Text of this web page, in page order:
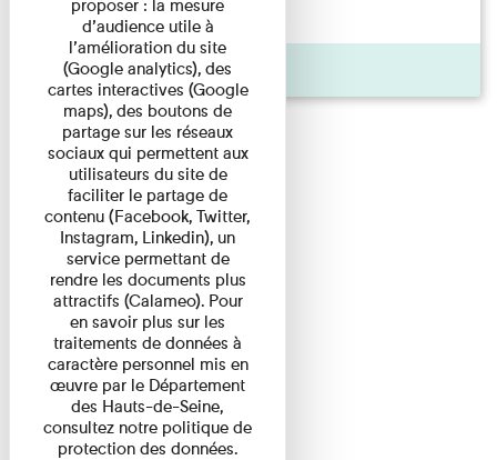
travers une visite du ...
Agenda
proposer : la mesure
d’audience utile à
l’amélioration du site
(Google analytics), des
cartes interactives (Google
maps), des boutons de
partage sur les réseaux
sociaux qui permettent aux
utilisateurs du site de
faciliter le partage de
contenu (Facebook, Twitter,
Instagram, Linkedin), un
service permettant de
rendre les documents plus
attractifs (Calameo). Pour
en savoir plus sur les
traitements de données à
caractère personnel mis en
œuvre par le Département
des Hauts-de-Seine,
consultez notre politique de
protection des données.